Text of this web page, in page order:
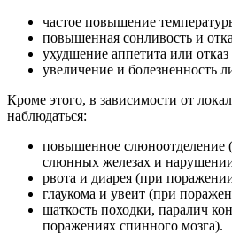
частое повышение
повышенная сонливость и
ухудшение аппетита или
увеличение и болезненность
Кроме этого, в зависимости от
наблюдаться:
повышенное слюноотделение
слюнных железах и
рвота и диарея (при
глаукома и увеит (при
шаткость походки, паралич
поражениях спинного мозга).